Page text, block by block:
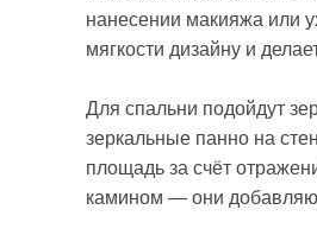
нанесении макияжа или
мягкости дизайну и
Для спальни подойдут
зеркальные панно на
площадь за счёт
камином — они